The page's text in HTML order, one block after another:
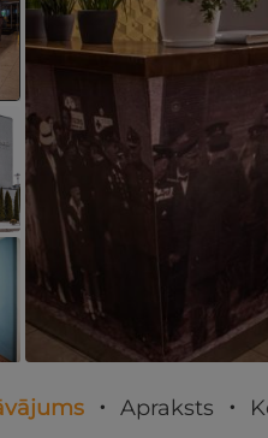
Līdz
Apraksts